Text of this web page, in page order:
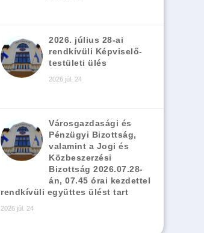
2026. július 28-ai
rendkívüli Képviselő-
testületi ülés
2026 júl. 24
Városgazdasági és
Pénzügyi Bizottság,
valamint a Jogi és
Közbeszerzési
Bizottság 2026.07.28-
án, 07.45 órai kezdettel
rendkívüli együttes ülést tart
2026 júl. 24